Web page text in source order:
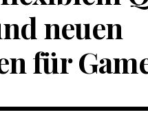
neuen
für